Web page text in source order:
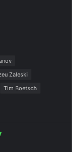
Zaleski
Tim Boetsch